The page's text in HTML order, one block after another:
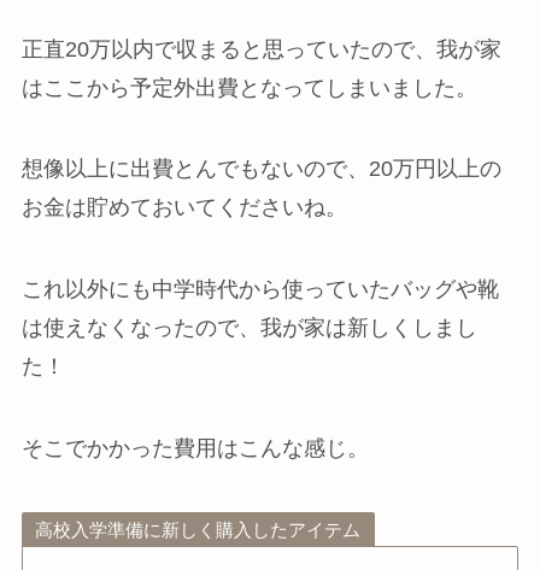
正直20万以内で収まると思っていたので、我が家
はここから予定外出費となってしまいました。
想像以上に出費とんでもないので、20万円以上の
お金は貯めておいてくださいね。
これ以外にも中学時代から使っていたバッグや靴
は使えなくなったので、我が家は新しくしまし
た！
そこでかかった費用はこんな感じ。
高校入学準備に新しく購入したアイテム